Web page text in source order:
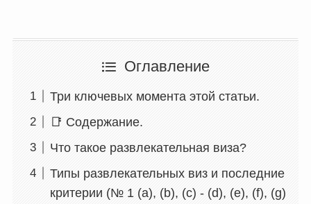
Оглавление
Три ключевых момента этой статьи.
📑 Содержание.
Что такое развлекательная виза?
Типы развлекательных виз и последние
критерии (№ 1 (a), (b), (c) - (d), (e), (f), (g)